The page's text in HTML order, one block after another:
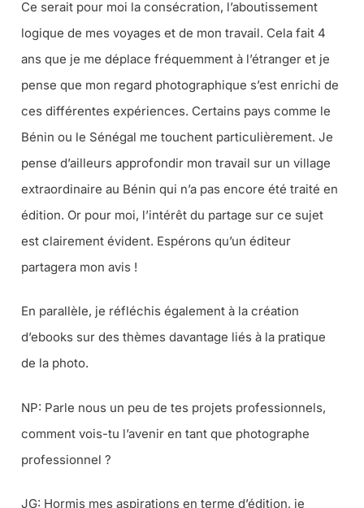
Ce serait pour moi la consécration, l’aboutissement
logique de mes voyages et de mon travail. Cela fait 4
ans que je me déplace fréquemment à l’étranger et je
pense que mon regard photographique s’est enrichi de
ces différentes expériences. Certains pays comme le
Bénin ou le Sénégal me touchent particulièrement. Je
pense d’ailleurs approfondir mon travail sur un village
extraordinaire au Bénin qui n’a pas encore été traité en
édition. Or pour moi, l’intérêt du partage sur ce sujet
est clairement évident. Espérons qu’un éditeur
partagera mon avis !
En parallèle, je réfléchis également à la création
d’ebooks sur des thèmes davantage liés à la pratique
de la photo.
NP: Parle nous un peu de tes projets professionnels,
comment vois-tu l’avenir en tant que photographe
professionnel ?
JG: Hormis mes aspirations en terme d’édition, je